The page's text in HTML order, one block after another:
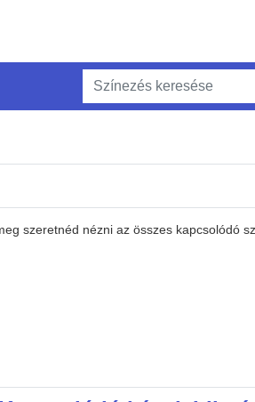
szeretnéd nézni az összes kapcsolódó